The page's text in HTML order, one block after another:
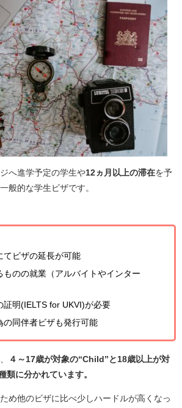
へ進学予定の学生や12ヵ月以上の滞在を予
般的な学生ビザです。
てビザの延長が可能
ものの就業（アルバイトやインター
証明(IELTS for UKVI)が必要
の同伴者ビザも発行可能
４～17歳が対象の“Child”と18歳以上が対
類に分かれています。
め他のビザに比べ少しハードルが高くなっ